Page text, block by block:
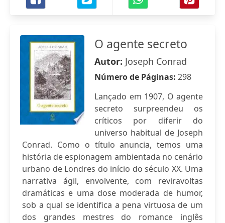
O agente secreto
Autor: Joseph Conrad
Número de Páginas: 298
Lançado em 1907, O agente
secreto surpreendeu os
críticos por diferir do
universo habitual de Joseph
Conrad. Como o título anuncia, temos uma
história de espionagem ambientada no cenário
urbano de Londres do início do século XX. Uma
narrativa ágil, envolvente, com reviravoltas
dramáticas e uma dose moderada de humor,
sob a qual se identifica a pena virtuosa de um
dos grandes mestres do romance inglês